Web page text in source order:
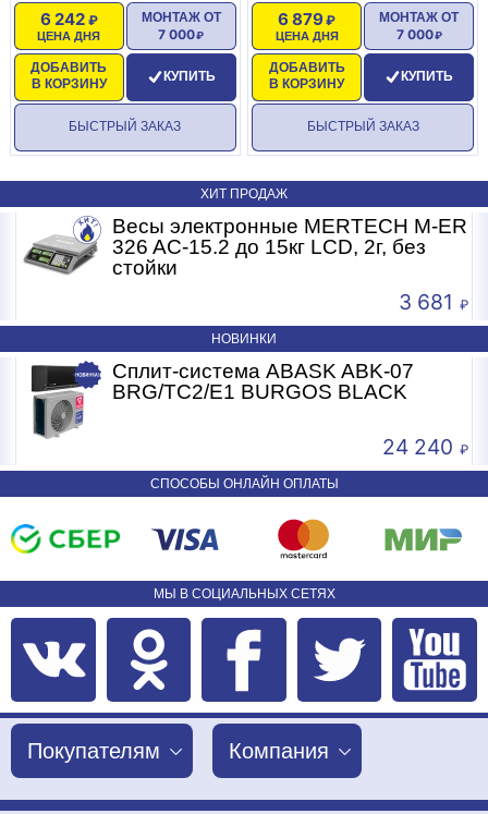
ЦЕНА ДНЯ
6 242
ДОБАВИТЬ
В КОРЗИНУ
МОНТАЖ ОТ
7 000
КУПИТЬ
БЫСТРЫЙ ЗАКАЗ
ЦЕНА ДНЯ
6 879
ДОБАВИТЬ
В КОРЗИНУ
МОНТАЖ ОТ
7 000
КУПИТЬ
БЫСТРЫЙ ЗАКАЗ
ХИТ ПРОДАЖ
Весы электронные MERTECH M-ER
326 AC-15.2 до 15кг LCD, 2г, без
стойки
3 681
НОВИНКИ
Сплит-система ABASK ABK-07
BRG/TC2/E1 BURGOS BLACK
24 240
СПОСОБЫ ОНЛАЙН ОПЛАТЫ
МЫ В СОЦИАЛЬНЫХ СЕТЯХ
Покупателям Компания